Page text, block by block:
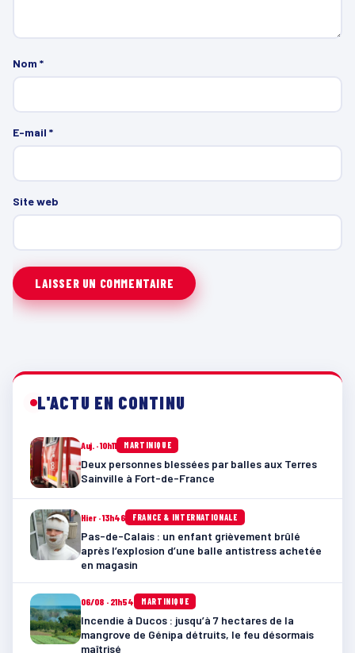
Nom *
E-mail *
Site web
L'ACTU EN CONTINU
Auj. · 10h11 MARTINIQUE
Deux personnes blessées par balles aux Terres
Sainville à Fort-de-France
Hier · 13h46 FRANCE & INTERNATIONALE
Pas-de-Calais : un enfant grièvement brûlé
après l’explosion d’une balle antistress achetée
en magasin
06/08 · 21h54 MARTINIQUE
Incendie à Ducos : jusqu’à 7 hectares de la
mangrove de Génipa détruits, le feu désormais
maîtrisé